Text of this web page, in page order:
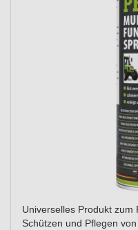
Universelles Produkt zum
Schützen und Pflegen von